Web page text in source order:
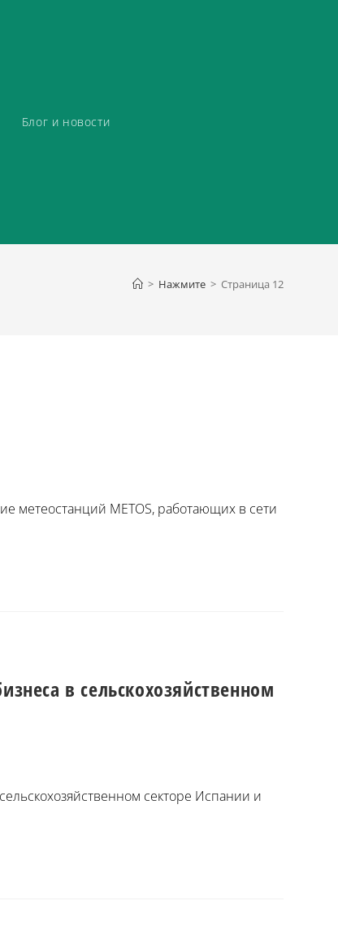
Блог и новости
> Нажмите > Страница 12
метеостанций METOS, работающих в сети
в сельскохозяйственном
секторе Испании и